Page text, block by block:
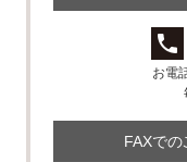
お電
FAXで